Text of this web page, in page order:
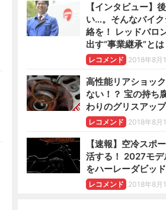
【インタビュー】
い…。そんなバイ
絡を！ レッドバロ
出す“事業継承”とは
レコメンド 2018年8月
高性能リアショッ
ない！？ 宝の持ち
わりのグリスアップ
レコメンド 2018年8月
【速報】空冷スポ
活する！ 2027モデ
をハーレーダビッ
レコメンド 2018年8月